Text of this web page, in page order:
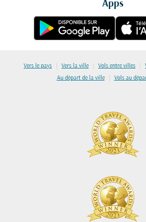
Apps
Vers le pays | Vers la ville | Vols entre villes |
Au départ de la ville | Vols au